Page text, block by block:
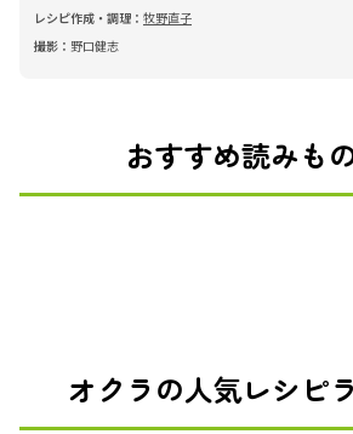
レシピ作成・調理： 牧野直子
撮影： 野口健志
おすすめ読みも
オクラの人気レシピ